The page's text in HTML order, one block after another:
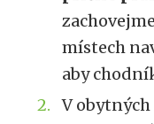
místech
aby
V